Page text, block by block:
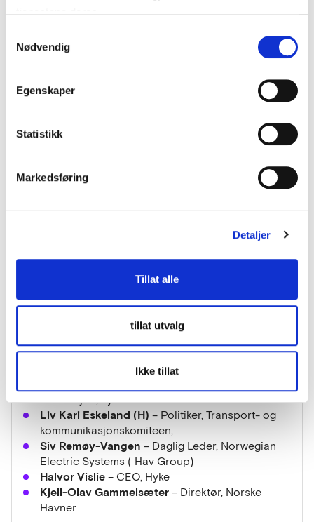
Nødvendig
Egenskaper
Statistikk
Markedsføring
Detaljer
Tillat alle
tillat utvalg
Ikke tillat
en panelsamtale sammen med politikere og
Kan offentlig kjøpekraft gjøre Norge til førstevalget
når verdens havner og byer vil gjøre effektivisere sin
Innovative anskaffelser: Offentlige innkjøpere åpner
for et testmarked der norske teknologileverandører
effektivisere sin sjøtransport?
Fride Solbakken– Daglig Leder, Maritimt Forum
– Daglig Leder, LUP
innovasjon, Kystverket
Liv Kari Eskeland (H) – Politiker, Transport- og
kommunikasjonskomiteen,
Siv Remøy-Vangen – Daglig Leder, Norwegian
Electric Systems ( Hav Group)
Halvor Vislie – CEO, Hyke
Kjell-Olav Gammelsæter – Direktør, Norske
Havner